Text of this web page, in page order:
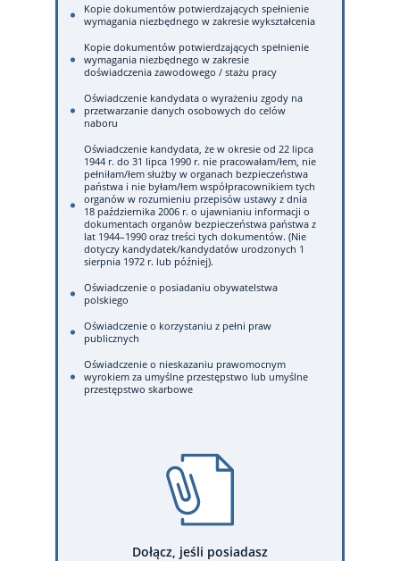
Kopie dokumentów potwierdzających spełnienie
wymagania niezbędnego w zakresie wykształcenia
Kopie dokumentów potwierdzających spełnienie
wymagania niezbędnego w zakresie
doświadczenia zawodowego / stażu pracy
Oświadczenie kandydata o wyrażeniu zgody na
przetwarzanie danych osobowych do celów
naboru
Oświadczenie kandydata, że w okresie od 22 lipca
1944 r. do 31 lipca 1990 r. nie pracowałam/łem, nie
pełniłam/łem służby w organach bezpieczeństwa
państwa i nie byłam/łem współpracownikiem tych
organów w rozumieniu przepisów ustawy z dnia
18 października 2006 r. o ujawnianiu informacji o
dokumentach organów bezpieczeństwa państwa z
lat 1944–1990 oraz treści tych dokumentów. (Nie
dotyczy kandydatek/kandydatów urodzonych 1
sierpnia 1972 r. lub później).
Oświadczenie o posiadaniu obywatelstwa
polskiego
Oświadczenie o korzystaniu z pełni praw
publicznych
Oświadczenie o nieskazaniu prawomocnym
wyrokiem za umyślne przestępstwo lub umyślne
przestępstwo skarbowe
Dołącz, jeśli posiadasz